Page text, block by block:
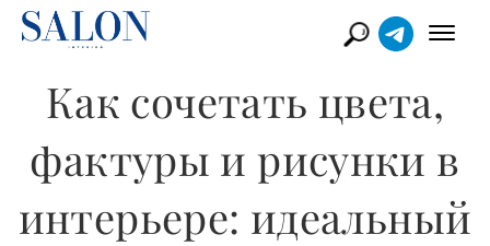
Как сочетать цвета,
фактуры и рисунки в
интерьере: идеальный